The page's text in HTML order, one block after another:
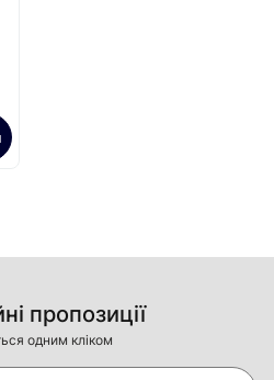
пропозиції
одним кліком